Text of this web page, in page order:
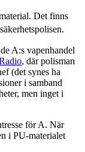
Det finns
A:s vapenhandel
, där polisman
(det synes ha
i samband
men inget i
för A. När
i PU-materialet